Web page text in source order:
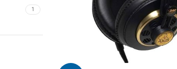
1